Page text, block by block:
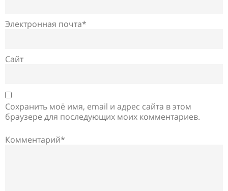
Электронная почта*
Сайт
Сохранить моё имя, email и адрес сайта в этом
браузере для последующих моих комментариев.
Комментарий*